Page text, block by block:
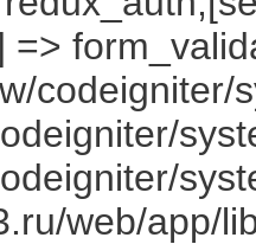
=>
codeigniter/
web/app/